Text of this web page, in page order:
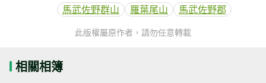
馬武佐野群山
羅葉尾山 馬武佐野郡
此版權屬原作者，請勿任意轉載
相關相簿